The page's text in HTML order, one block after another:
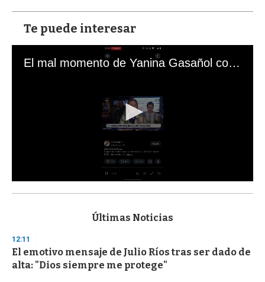
Te puede interesar
El mal momento de Yanina Gasañol con un hincha argentino en "Subrayado"
s
d
s
o
f
Últimas Noticias
12:11
El emotivo mensaje de Julio Ríos tras ser dado de
alta: "Dios siempre me protege"